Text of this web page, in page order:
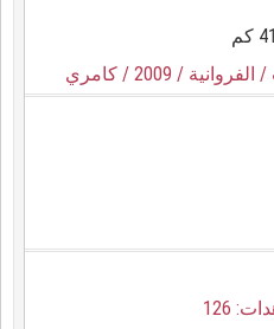
/ الفروانية / 2009
/ كامري
126